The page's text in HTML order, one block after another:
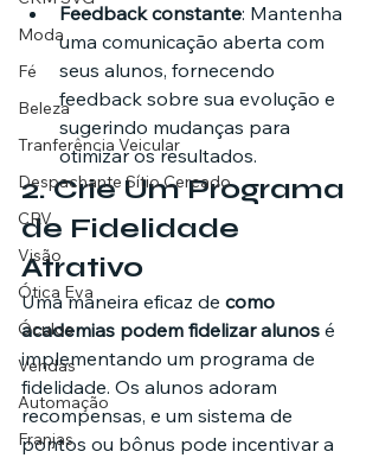
Moda
Fé
Beleza
Tranferência Veicular
Despachante Sítio Cercado
CRV
Visão
Ótica Eva
Óculos
Vendas
Automação
Franjas
Feedback constante: Mantenha
uma comunicação aberta com
seus alunos, fornecendo
feedback sobre sua evolução e
sugerindo mudanças para
otimizar os resultados.
2. Crie Um Programa
de Fidelidade
Atrativo
Uma maneira eficaz de como
academias podem fidelizar alunos é
implementando um programa de
fidelidade. Os alunos adoram
recompensas, e um sistema de
pontos ou bônus pode incentivar a